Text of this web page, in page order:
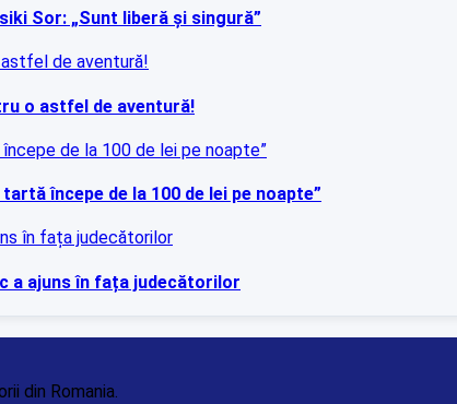
Sor: „Sunt liberă și singură”
o astfel de aventură!
începe de la 100 de lei pe noapte”
a ajuns în fața judecătorilor
din Romania.